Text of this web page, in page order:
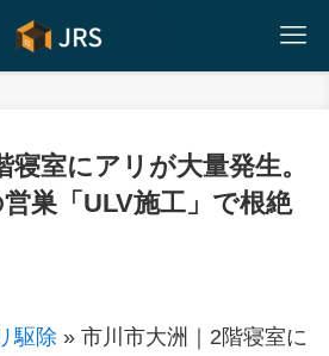
寝室にアリが大量発生。
巣「ULV施工」で根絶
駆除 »市川市大洲｜2階寝室に